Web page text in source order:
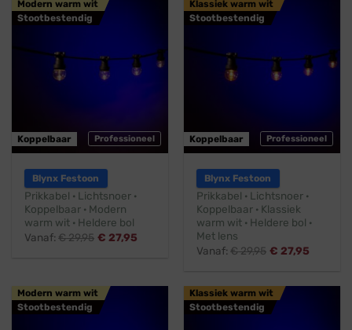
Professioneel
Modern warm wit
Stootbestendig
Koppelbaar
Blynx Festoon
Prikkabel · Lichtsnoer ·
Koppelbaar · Modern
warm wit · Heldere bol
Vanaf:€29,95 € 27,95
Professioneel
Klassiek warm wit
Stootbestendig
Koppelbaar
Blynx Festoon
Prikkabel · Lichtsnoer ·
Koppelbaar · Klassiek
warm wit · Heldere bol ·
Met lens
Vanaf:€29,95 € 27,95
Modern warm wit
Stootbestendig
Klassiek warm wit
Stootbestendig